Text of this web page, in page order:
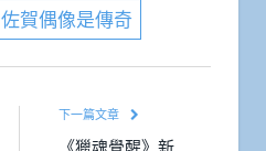
佐賀偶像是傳奇
下一篇文章
《獵魂覺醒》新